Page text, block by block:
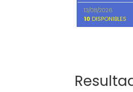
13/08/2026
10 DISPONIBLES